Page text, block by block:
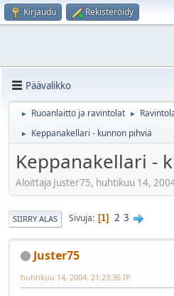
Kirjaudu Rekisteröidy
Päävalikko
► Ruoanlaitto ja ravintolat ►
► Keppanakellari - kunnon pihviä
Keppanakellari -
Aloittaja Juster75, huhtikuu 14,
SIIRRY ALAS Sivuja 1 2 3
Juster75
huhtikuu 14, 2004, 21:23:36 IP